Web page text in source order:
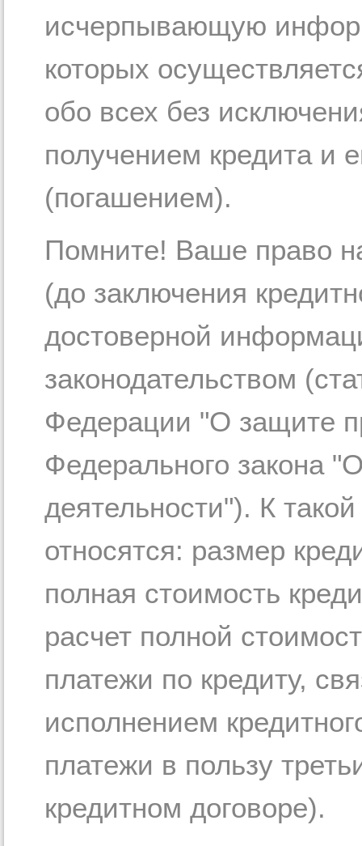
исчерпывающую
которых
обо всех без
получением кредита и
(погашением).
Помните! Ваше право
(до заключения
достоверной
законодательством
Федерации "О защите
Федерального закона
деятельности"). К
относятся: размер
полная стоимость
расчет полной
платежи по кредиту,
исполнением
платежи в пользу
кредитном договоре).